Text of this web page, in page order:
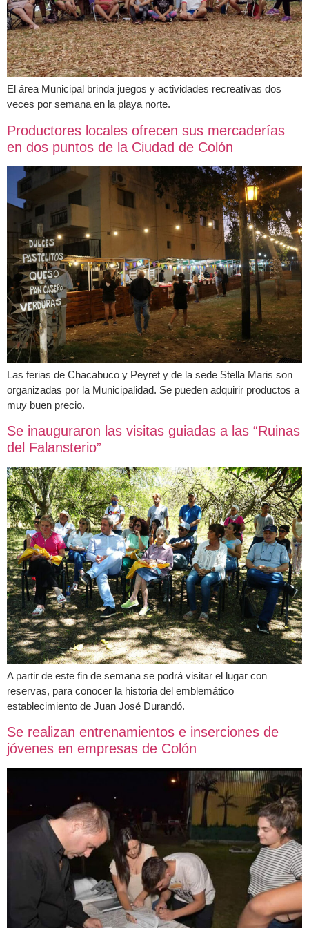
El área Municipal brinda juegos y actividades recreativas dos
veces por semana en la playa norte.
Productores locales ofrecen sus mercaderías
en dos puntos de la Ciudad de Colón
Las ferias de Chacabuco y Peyret y de la sede Stella Maris son
organizadas por la Municipalidad. Se pueden adquirir productos a
muy buen precio.
Se inauguraron las visitas guiadas a las “Ruinas
del Falansterio”
A partir de este fin de semana se podrá visitar el lugar con
reservas, para conocer la historia del emblemático
establecimiento de Juan José Durandó.
Se realizan entrenamientos e inserciones de
jóvenes en empresas de Colón